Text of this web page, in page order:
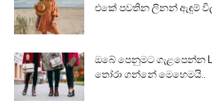
එකේ පවතින ලිනන් ඇඳුම්
ඔබේ පෙනුමට ගැළපෙන්න
තෝරා ගන්නේ මෙහෙමයි..